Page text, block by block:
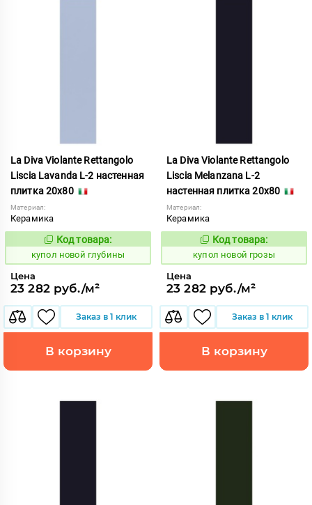
La Diva Violante Rettangolo
Liscia Lavanda L-2 настенная
плитка 20x80
Материал:
Керамика
851892
Код товара:
купол новой глубины
Цена
23 282 руб./м²
Заказ в 1 клик
В корзину
La Diva Violante Rettangolo
Liscia Melanzana L-2
настенная плитка 20x80
Материал:
Керамика
851894
Код товара:
купол новой грозы
Цена
23 282 руб./м²
Заказ в 1 клик
В корзину